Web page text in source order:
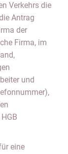
Verkehrs die
Antrag
der
Firma, im
und
eine